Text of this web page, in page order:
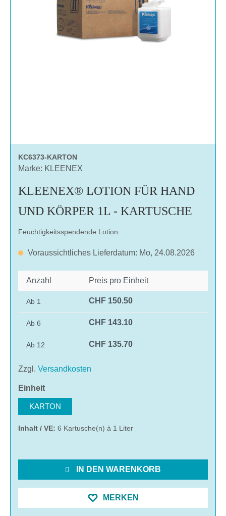
KC6373-KARTON
Marke: KLEENEX
KLEENEX® LOTION FÜR HAND
UND KÖRPER 1L - KARTUSCHE
Feuchtigkeitsspendende Lotion
Voraussichtliches Lieferdatum: Mo, 24.08.2026
Anzahl Preis pro Einheit
Ab 1 CHF 150.50
Ab 6 CHF 143.10
Ab 12 CHF 135.70
Zzgl. Versandkosten
Einheitauswählen
KARTON
Inhalt / VE: 6 Kartusche(n) à 1 Liter
IN DEN WARENKORB
MERKEN